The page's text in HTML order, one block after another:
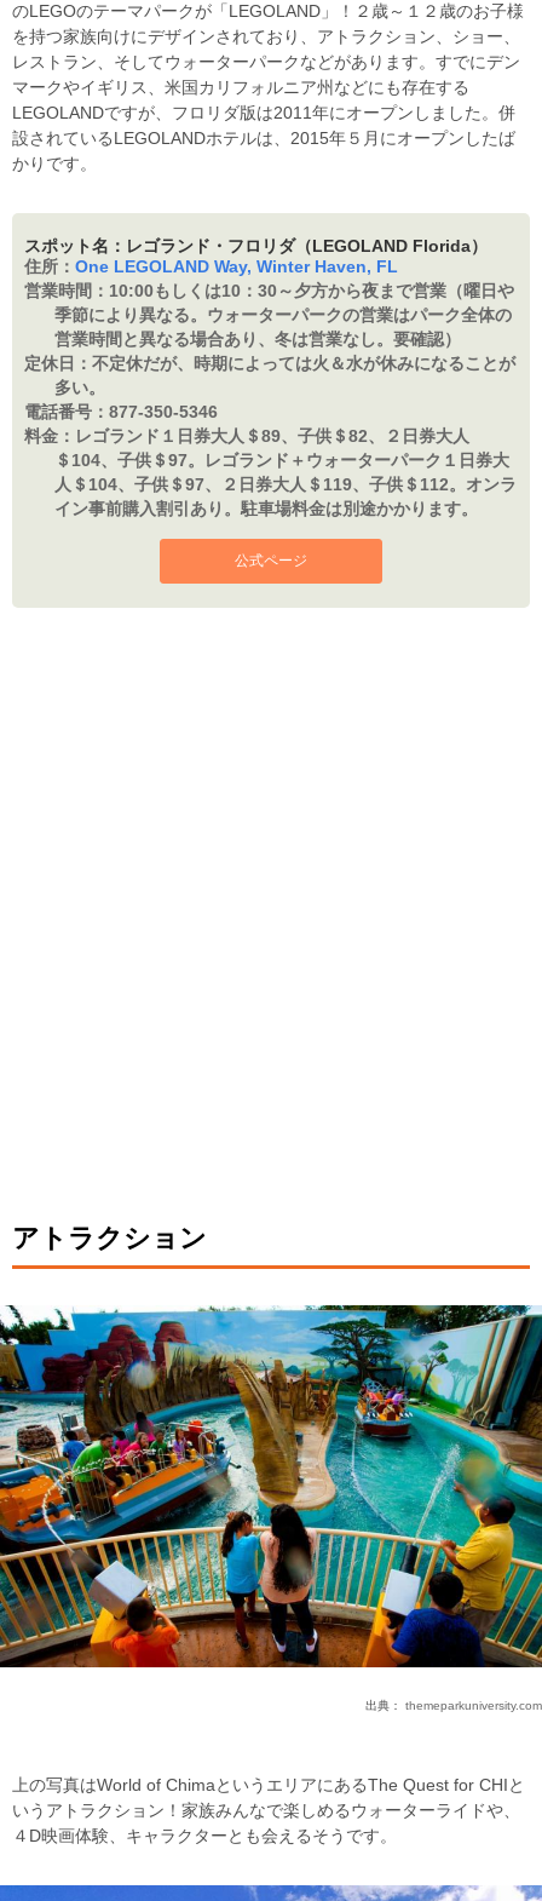
のLEGOのテーマパークが「LEGOLAND」！２歳～１２歳のお子様
を持つ家族向けにデザインされており、アトラクション、ショー、
レストラン、そしてウォーターパークなどがあります。すでにデン
マークやイギリス、米国カリフォルニア州などにも存在する
LEGOLANDですが、フロリダ版は2011年にオープンしました。併
設されているLEGOLANDホテルは、2015年５月にオープンしたば
かりです。
スポット名：レゴランド・フロリダ（LEGOLAND Florida）
住所： One LEGOLAND Way, Winter Haven, FL
営業時間： 10:00もしくは10：30～夕方から夜まで営業（曜日や
季節により異なる。ウォーターパークの営業はパーク全体の
営業時間と異なる場合あり、冬は営業なし。要確認）
定休日： 不定休だが、時期によっては火＆水が休みになることが
多い。
電話番号： 877-350-5346
料金： レゴランド１日券大人＄89、子供＄82、２日券大人
＄104、子供＄97。レゴランド＋ウォーターパーク１日券大
人＄104、子供＄97、２日券大人＄119、子供＄112。オンラ
イン事前購入割引あり。駐車場料金は別途かかります。
公式ページ
アトラクション
出典： themeparkuniversity.com
上の写真はWorld of ChimaというエリアにあるThe Quest for CHIと
いうアトラクション！家族みんなで楽しめるウォーターライドや、
４D映画体験、キャラクターとも会えるそうです。